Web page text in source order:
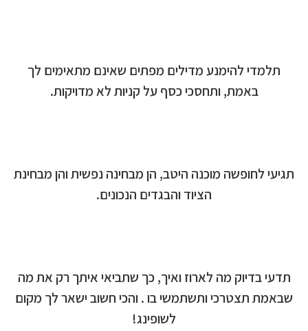
תלמדי להימנע מדילים מפתים שאינם מתאימים לך
באמת, ותחסכי כסף על קניות לא מדויקות.
תגיעי לחופשה מוכנה היטב, הן מבחינה נפשית והן מבחינת
הציוד והבגדים הנכונים.
תדעי בדיוק מה לארוז ואיך, כך שתביאי איתך רק את מה
שבאמת תצטרכי ותשתמשי בו . והכי חשוב ישאר לך מקום
לשופינג!